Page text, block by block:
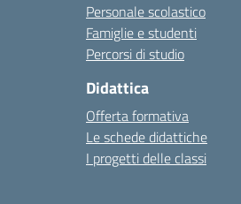
Personale scolastico
Famiglie e studenti
Percorsi di studio
Didattica
Offerta formativa
Le schede didattiche
I progetti delle classi